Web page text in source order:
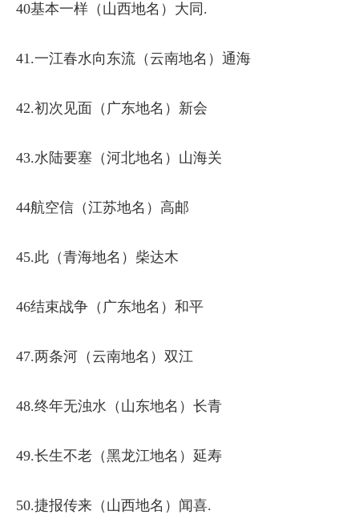
40基本一样（山西地名）大同.
41.一江春水向东流（云南地名）通海
42.初次见面（广东地名）新会
43.水陆要塞（河北地名）山海关
44航空信（江苏地名）高邮
45.此（青海地名）柴达木
46结束战争（广东地名）和平
47.两条河（云南地名）双江
48.终年无浊水（山东地名）长青
49.长生不老（黑龙江地名）延寿
50.捷报传来（山西地名）闻喜.